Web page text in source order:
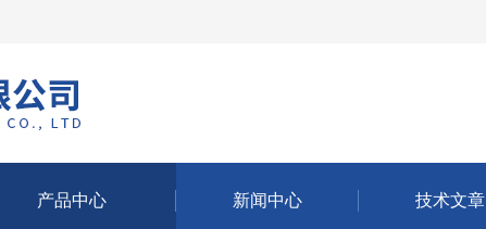
产品中心 新闻中心 技术文章